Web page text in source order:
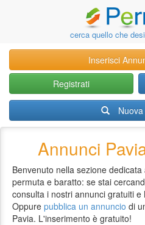
cerca quello che
Inserisci
Registrati
Annunci
Benvenuto nella sezione
permuta e baratto: se stai
consulta i nostri annunci gratuiti e
Oppure pubblica un annuncio di
Pavia. L'inserimento è gratuito!